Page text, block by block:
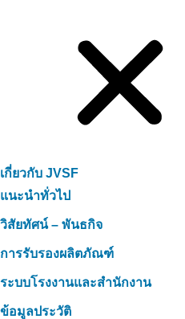
เกี่ยวกับ JVSF
แนะนำทั่วไป
วิสัยทัศน์ – พันธกิจ
การรับรองผลิตภัณฑ์
ระบบโรงงานและสำนักงาน
ข้อมูลประวัติ